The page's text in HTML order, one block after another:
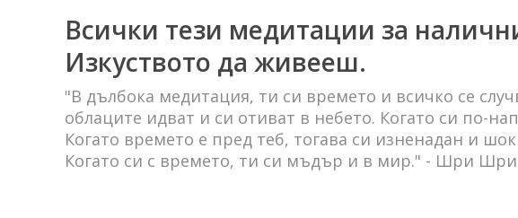
Всички тези медитации за
Изкуството да живееш.
"В дълбока медитация, ти си времето и всичко се
облаците идват и си отиват в небето. Когато си по-
Когато времето е пред теб, тогава си изненадан и
Когато си с времето, ти си мъдър и в мир." - Шри